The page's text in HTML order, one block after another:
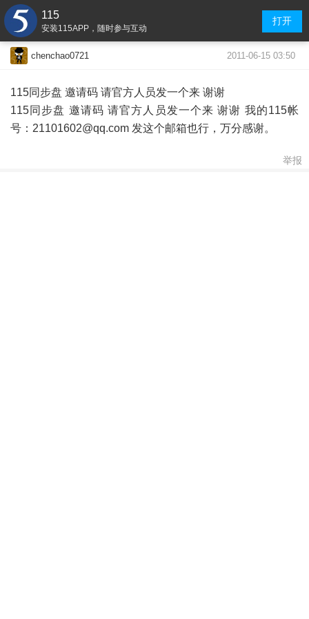
115
安装115APP，随时参与互动
打开
chenchao0721 2011-06-15 03:50
115同步盘 邀请码 请官方人员发一个来 谢谢
115同步盘 邀请码 请官方人员发一个来 谢谢 我的115帐
号：21101602@qq.com 发这个邮箱也行，万分感谢。
举报